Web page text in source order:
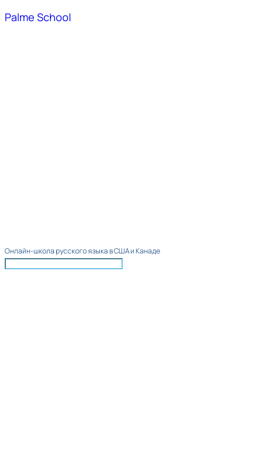
Palme School
Онлайн-школа русского языка в США и Канаде​